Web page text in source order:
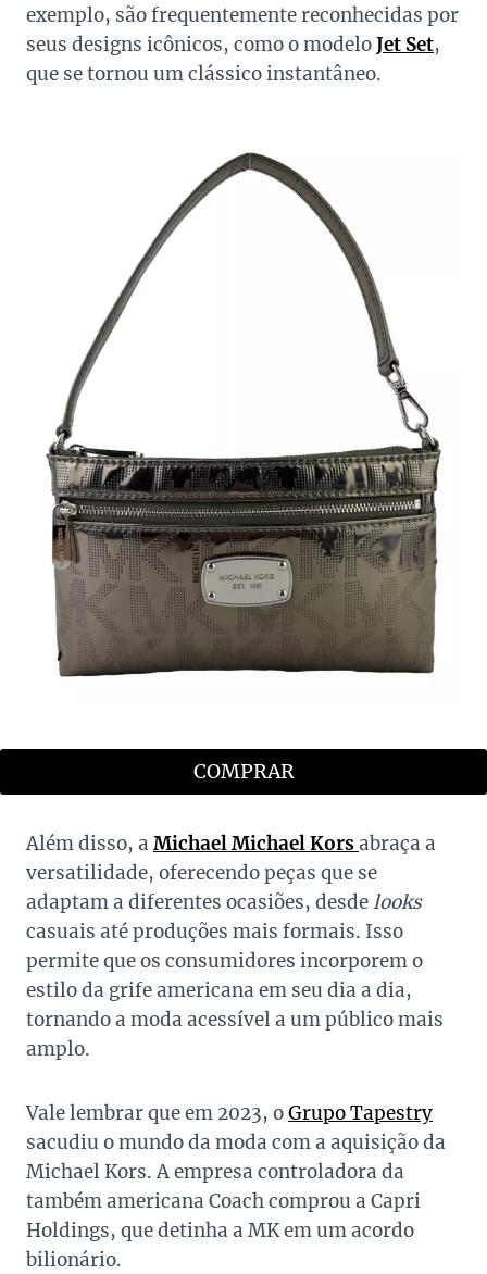
exemplo, são frequentemente reconhecidas por
seus designs icônicos, como o modeloJet Set,
que se tornou um clássico instantâneo.
COMPRAR
Além disso, a Michael Michael Korsabraça a
versatilidade, oferecendo peças que se
adaptam a diferentes ocasiões, desdelooks
casuais até produções mais formais. Isso
permite que os consumidores incorporem o
estilo da grife americana em seu dia a dia,
tornando a moda acessível a um público mais
amplo.
Vale lembrar que em 2023, oGrupo Tapestry
sacudiu o mundo da moda com a aquisição da
Michael Kors. A empresa controladora da
também americana Coach comprou a Capri
Holdings, que detinha a MK em um acordo
bilionário.